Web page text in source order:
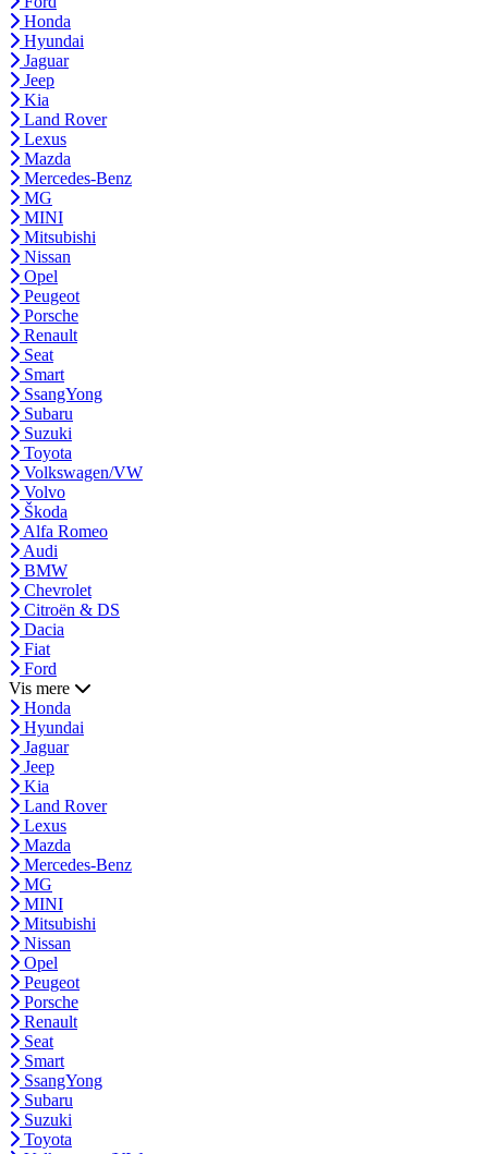
Honda
Hyundai
Jaguar
Jeep
Kia
Land Rover
Lexus
Mazda
Mercedes-Benz
MG
MINI
Mitsubishi
Nissan
Opel
Peugeot
Porsche
Renault
Seat
Smart
SsangYong
Subaru
Suzuki
Toyota
Volkswagen/VW
Volvo
Škoda
Alfa Romeo
Audi
BMW
Chevrolet
Citroën & DS
Dacia
Fiat
Ford
Vis mere
Honda
Hyundai
Jaguar
Jeep
Kia
Land Rover
Lexus
Mazda
Mercedes-Benz
MG
MINI
Mitsubishi
Nissan
Opel
Peugeot
Porsche
Renault
Seat
Smart
SsangYong
Subaru
Suzuki
Toyota